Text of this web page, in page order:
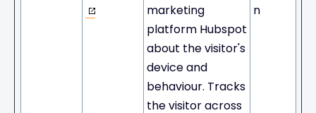
marketing
platform Hubspot
about the visitor's
device and
behaviour. Tracks
the visitor across
n